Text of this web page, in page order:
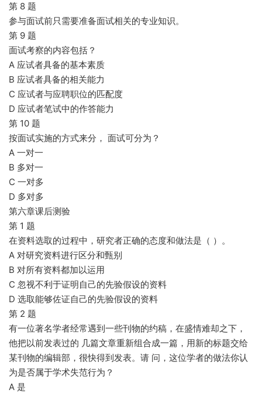
第 8 题
参与面试前只需要准备面试相关的专业知识。
第 9 题
面试考察的内容包括？
A 应试者具备的基本素质
B 应试者具备的相关能力
C 应试者与应聘职位的匹配度
D 应试者笔试中的作答能力
第 10 题
按面试实施的方式来分， 面试可分为？
A 一对一
B 多对一
C 一对多
D 多对多
第六章课后测验
第 1 题
在资料选取的过程中，研究者正确的态度和做法是（ ）。
A 对研究资料进行区分和甄别
B 对所有资料都加以运用
C 忽视不利于证明自己的先验假设的资料
D 选取能够佐证自己的先验假设的资料
第 2 题
有一位著名学者经常遇到一些刊物的约稿，在盛情难却之下，
他把以前发表过的 几篇文章重新组合成一篇，用新的标题交给
某刊物的编辑部，很快得到发表。请 问，这位学者的做法你认
为是否属于学术失范行为？
A 是